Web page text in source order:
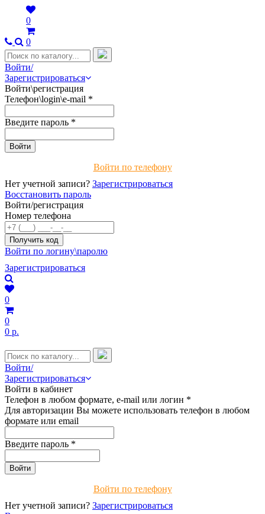
0
0
Войти/
Зарегистрироваться
Войти\регистрация
Телефон\login\e-mail *
Введите пароль *
Войти по телефону
Нет учетной записи? Зарегистрироваться
Восстановить пароль
Войти/регистрация
Номер телефона
Войти по логину\паролю
Зарегистрироваться
0
0
0 р.
Войти/
Зарегистрироваться
Войти в кабинет
Телефон в любом формате, e-mail или логин *
Для авторизации Вы можете использовать телефон в любом
формате или email
Введите пароль *
Войти по телефону
Нет учетной записи? Зарегистрироваться